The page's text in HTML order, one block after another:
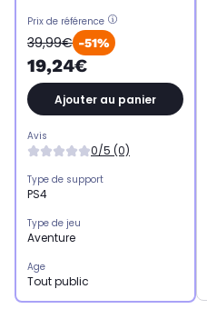
Prix de référence
39,99€ -51%
19,24€
Ajouter au panier
Avis
0/5 (0)
Type de support
PS4
Type de jeu
Aventure
Age
Tout public